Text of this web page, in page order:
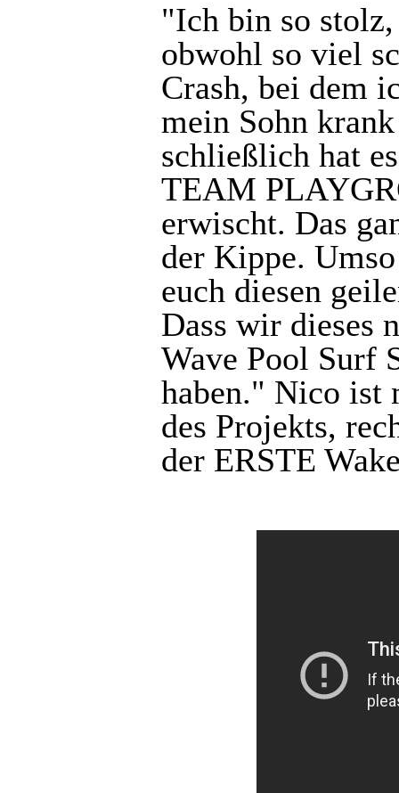
"Ich bin so
obwohl so viel
Crash, bei dem
mein Sohn
schließlich hat
TEAM
erwischt. Das
der Kippe.
euch diesen
Dass wir dieses
Wave Pool Surf
haben." Nico ist
des Projekts,
der ERSTE